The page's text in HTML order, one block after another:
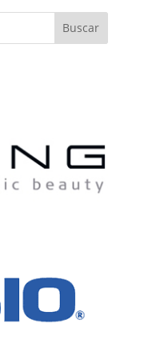
Buscar